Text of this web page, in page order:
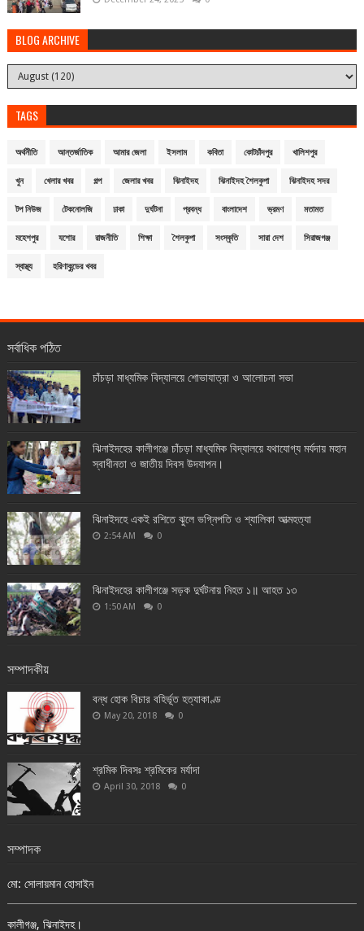
BLOG ARCHIVE
TAGS
অর্থনীতি আন্তর্জাতিক আমার জেলা ইসলাম কবিতা কোটচাঁদপুর খালিশপুর
খুন খেলার খবর গল্প জেলার খবর ঝিনাইদহ ঝিনাইদহ শৈলকুপা ঝিনাইদহ সদর
টপ নিউজ টেকনোলজি ঢাকা দুর্ঘটনা প্রবন্ধ বাংলাদেশ ভ্রমণ মতামত
মহেশপুর যশোর রাজনীতি শিক্ষা শৈলকুপা সংস্কৃতি সারা দেশ সিরাজগঞ্জ
স্বাস্থ্য হরিণাকুন্ডের খবর
সর্বাধিক পঠিত
চাঁচড়া মাধ্যমিক বিদ্যালয়ে শোভাযাত্রা ও আলোচনা সভা
ঝিনাইদহের কালীগঞ্জে চাঁচড়া মাধ্যমিক বিদ্যালয়ে যথাযোগ্য মর্যদায় মহান
স্বাধীনতা ও জাতীয় দিবস উদযাপন।
ঝিনাইদহে একই রশিতে ঝুলে ভগ্নিপতি ও শ্যালিকা আত্মহত্যা
2:54 AM 0
ঝিনাইদহের কালীগঞ্জে সড়ক দুর্ঘটনায় নিহত ১॥ আহত ১৩
1:50 AM 0
সম্পাদকীয়
বন্ধ হোক বিচার বহির্ভূত হত্যাকাণ্ড
May 20, 2018 0
শ্রমিক দিবসঃ শ্রমিকের মর্যাদা
April 30, 2018 0
সম্পাদক
মো: সোলায়মান হোসাইন
কালীগঞ্জ, ঝিনাইদহ।